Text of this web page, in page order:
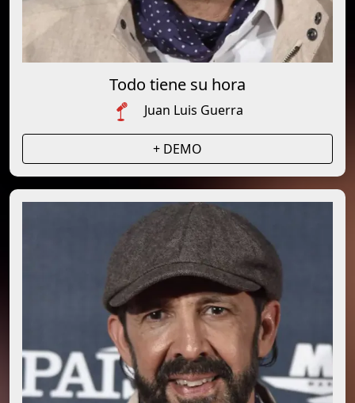
Todo tiene su hora
Juan Luis Guerra
+ DEMO